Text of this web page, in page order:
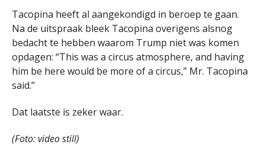
Tacopina heeft al aangekondigd in beroep te gaan.
Na de uitspraak bleek Tacopina overigens alsnog
bedacht te hebben waarom Trump niet was komen
opdagen: “This was a circus atmosphere, and having
him be here would be more of a circus,” Mr. Tacopina
said.”
Dat laatste is zeker waar.
(Foto: video still)